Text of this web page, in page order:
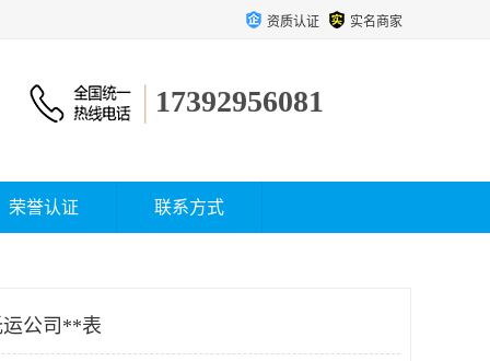
资质认证 实名商家
17392956081
荣誉认证 联系方式
运公司**表